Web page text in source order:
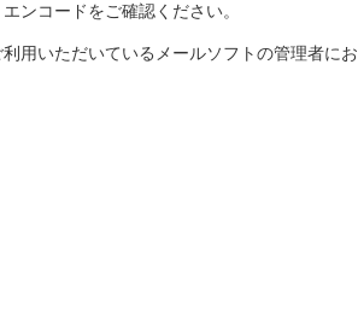
ンコードをご確認ください。
用いただいているメールソフトの管理者にお